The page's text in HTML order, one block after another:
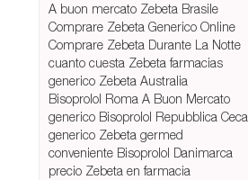
A buon mercato Zebeta Brasile
Comprare Zebeta Generico Online
Comprare Zebeta Durante La Notte
cuanto cuesta Zebeta farmacias
generico Zebeta Australia
Bisoprolol Roma A Buon Mercato
generico Bisoprolol Repubblica Ceca
generico Zebeta germed
conveniente Bisoprolol Danimarca
precio Zebeta en farmacia